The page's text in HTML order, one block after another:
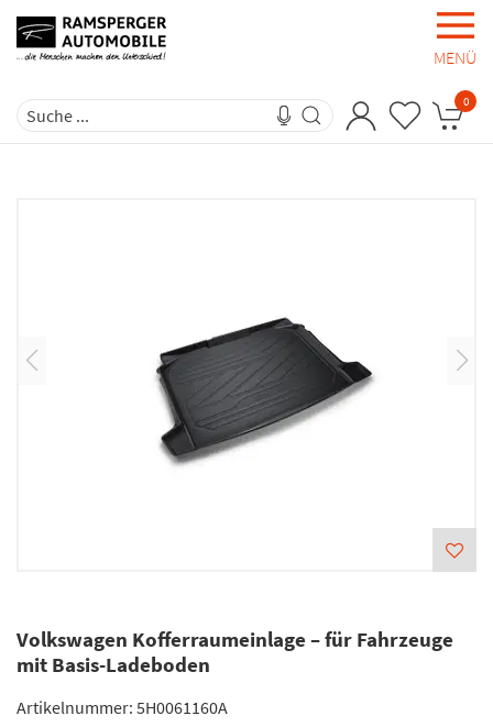
MENÜ
0
Volkswagen Kofferraumeinlage – für Fahrzeuge
mit Basis-Ladeboden
Artikelnummer: 5H0061160A